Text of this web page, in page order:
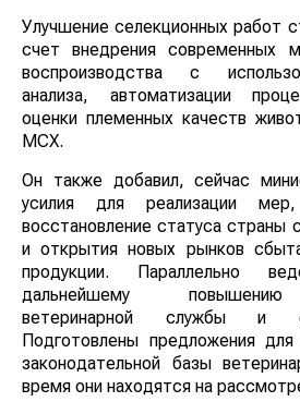
Улучшение селекционных работ
счет внедрения современных
воспроизводства с
анализа, автоматизации
оценки племенных качеств
МСХ.
Он также добавил, сейчас
усилия для реализации
восстановление статуса страны
и открытия новых рынков
продукции. Параллельно
дальнейшему повышению
ветеринарной службы и
Подготовлены предложения для
законодательной базы
время они находятся на